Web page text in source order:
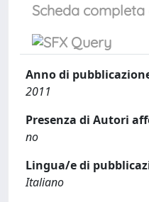
Scheda completa
Anno di
2011
Presenza di Autori
no
Lingua/e di
Italiano